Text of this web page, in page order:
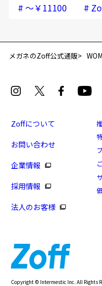
# ～￥11100 #
メガネのZoff公式通販
Zoffについて
お問い合わせ
企業情報
採用情報
法人のお客様
Copyright © Intermestic Inc. All Rights